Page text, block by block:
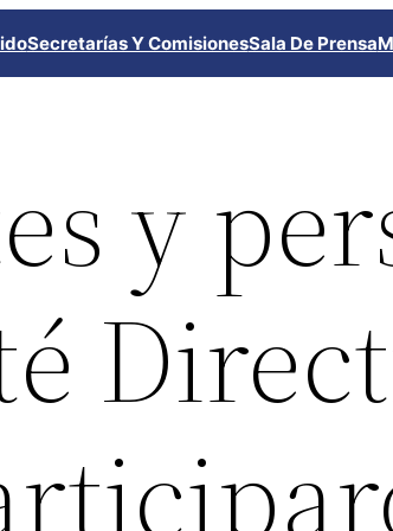
Secretarías Y ComisionesSala De Prensa
y